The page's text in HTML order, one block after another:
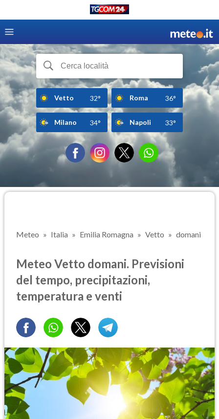
Vetto 32° Roma 36°
Milano 34° Napoli 33°
Meteo Italia Emilia Romagna Vetto domani
Meteo Vetto domani. Previsioni
del tempo, precipitazioni,
temperatura e venti